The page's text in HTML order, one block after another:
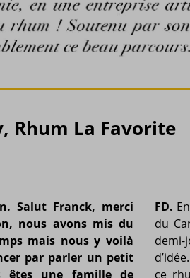
Rhum La Favorite
Salut Franck, merci
nous avons mis du
mais nous y voilà
par parler un petit
êtes une famille de
FD.
du
ce